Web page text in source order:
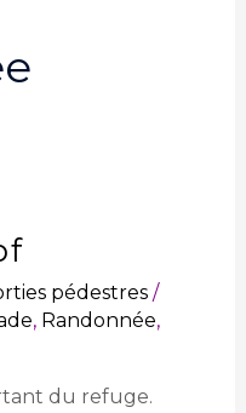
pédestres/
, Randonnée,
du refuge.